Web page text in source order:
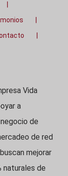
Vida
a
de
de red
mejorar
naturales de